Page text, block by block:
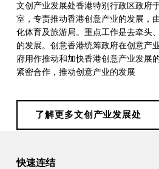
产
业
发
展
处
文创产业发展处香港特别行政区政府
室，专责推动香港创意产业的发展，
化体育及旅游局。重点工作是去牵头
的发展。创意香港统筹政府在创意产
府用作推动和加快香港创意产业发展
紧密合作，推动创意产业的发展
了解更多文创产业发展处
Skip back to main navigation
快速连结